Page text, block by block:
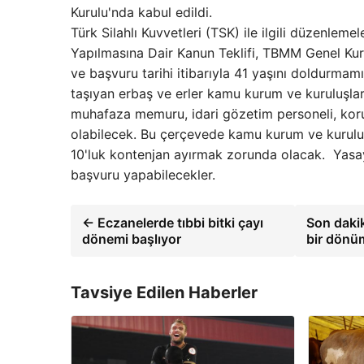
Kurulu'nda kabul edildi.
Türk Silahlı Kuvvetleri (TSK) ile ilgili
Yapılmasına Dair Kanun Teklifi, TBMM Genel
ve başvuru tarihi itibarıyla 41 yaşını
taşıyan erbaş ve erler kamu kurum ve
muhafaza memuru, idari gözetim personeli,
olabilecek. Bu çerçevede kamu kurum ve
10'luk kontenjan ayırmak zorunda olacak.
başvuru yapabilecekler.
← Eczanelerde tıbbi bitki çayı
dönemi başlıyor
Son
bir
Tavsiye Edilen Haberler